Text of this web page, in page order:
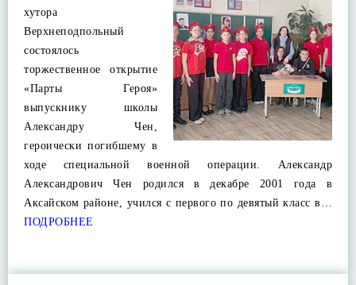
хутора
Верхнеподпольный
состоялось
торжественное открытие
«Парты Героя»
выпускнику школы
Александру Чен,
героически погибшему в
ходе специальной военной операции. Александр
Александрович Чен родился в декабре 2001 года в
Аксайском районе, учился с первого по девятый класс в…
ПОДРОБНЕЕ